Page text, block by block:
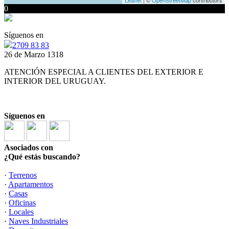
0
Síguenos en
2709 83 83
26 de Marzo 1318
ATENCIÓN ESPECIAL A CLIENTES DEL EXTERIOR E
INTERIOR DEL URUGUAY.
Síguenos en
Asociados con
¿Qué estás buscando?
· Terrenos
· Apartamentos
· Casas
· Oficinas
· Locales
· Naves Industriales